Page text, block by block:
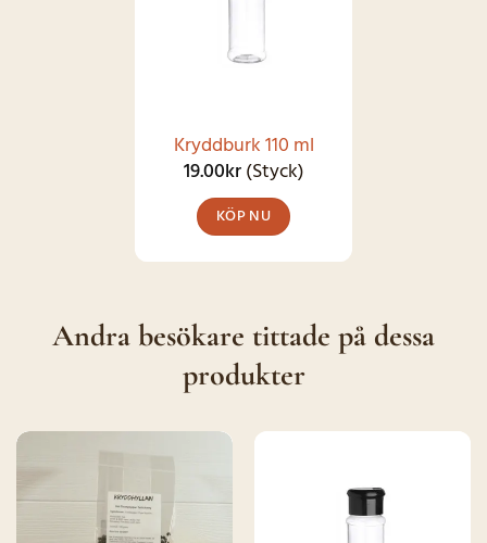
Kryddburk 110 ml
19.00kr(Styck)
KÖP NU
Andra besökare tittade på dessa
produkter